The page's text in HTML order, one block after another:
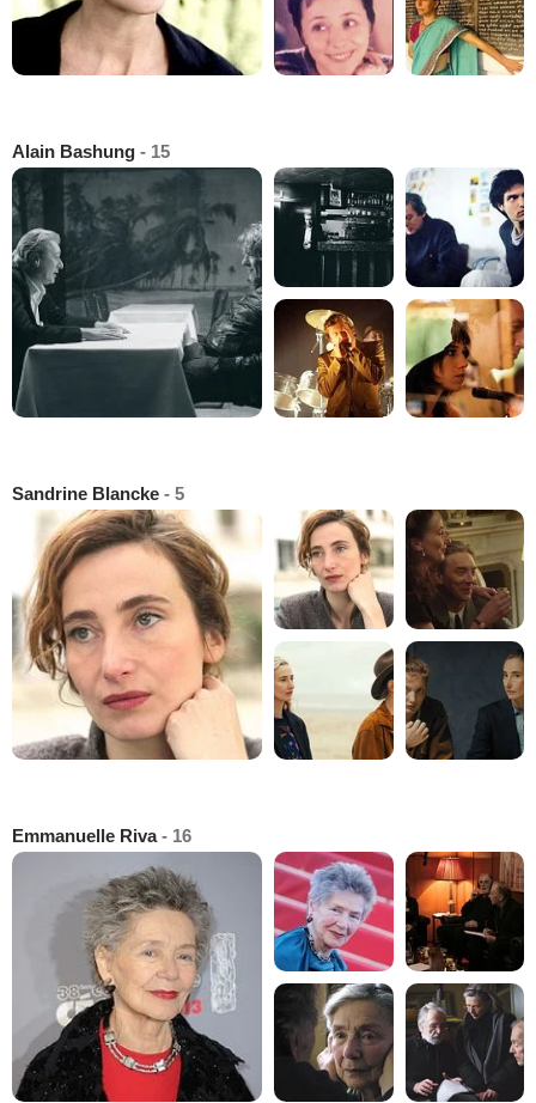
Alain Bashung - 15
Sandrine Blancke - 5
Emmanuelle Riva- 16